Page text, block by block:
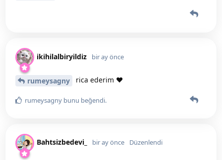
ikihilalbiryildiz bir ay önce
rumeysagny rica ederim ♥️
rumeysagny bunu beğendi.
Bahtsizbedevi_ bir ay önce Düzenlendi